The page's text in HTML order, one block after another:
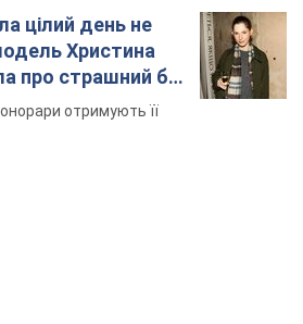
цілий день не
Христина
про страшний бік
отримують її